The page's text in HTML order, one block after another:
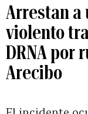
Arrestan a
violento
DRNA por
Arecibo